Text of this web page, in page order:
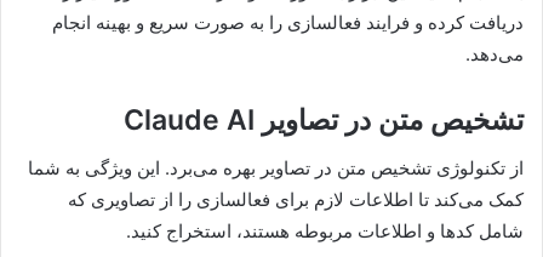
به شما کمک می کند تا فعالسازی اشتراک اسپاتیفای را با سرعت
بالا انجام دهید. این ابزار به صورت خودکار اطلاعات مورد نیاز را
می‌دهد.
تشخیص متن در تصاویرClaude AI
از تکنولوژی تشخیص متن در تصاویر بهره می‌برد. این ویژگی به شما